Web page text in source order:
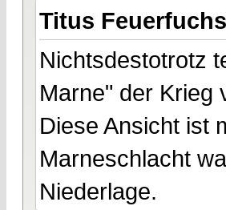
Titus
Nichtsdestotrotz
Marne" der Krieg
Diese Ansicht ist
Marneschlacht
Niederlage.